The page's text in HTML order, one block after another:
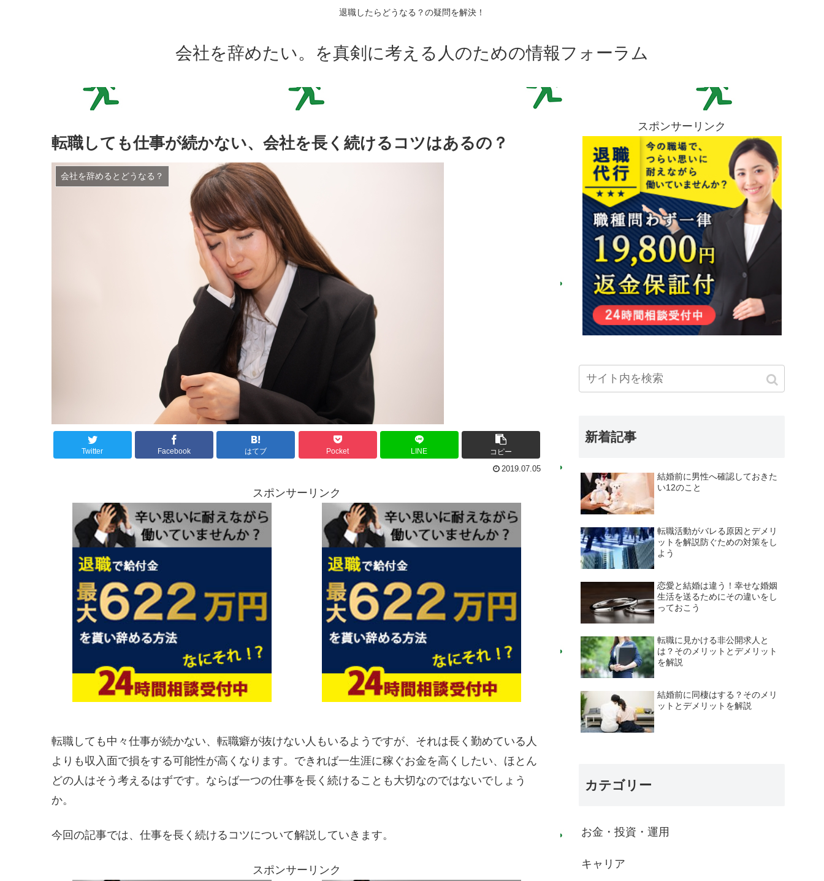
退職したらどうなる？の疑問を解決！
会社を辞めたい。を真剣に考える人のための情報フォーラム
転職しても仕事が続かない、会社を長く続けるコツはあるの？
会社を辞めるとどうなる？
Twitter Facebook はてブ Pocket LINE
コピー
2019.07.05
スポンサーリンク
転職しても中々仕事が続かない、転職癖が抜けない人もいるようですが、それは長く勤めている人
よりも収入面で損をする可能性が高くなります。できれば一生涯に稼ぐお金を高くしたい、ほとん
どの人はそう考えるはずです。ならば一つの仕事を長く続けることも大切なのではないでしょう
か。
今回の記事では、仕事を長く続けるコツについて解説していきます。
スポンサーリンク
スポンサーリンク
新着記事
結婚前に男性へ確認しておきた
い12のこと
転職活動がバレる原因とデメリ
ットを解説防ぐための対策をし
よう
恋愛と結婚は違う！幸せな婚姻
生活を送るためにその違いをし
っておこう
転職に見かける非公開求人と
は？そのメリットとデメリット
を解説
結婚前に同棲はする？そのメリ
ットとデメリットを解説
カテゴリー
お金・投資・運用
キャリア